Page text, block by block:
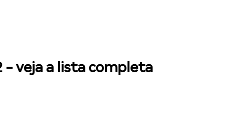
- veja a lista completa